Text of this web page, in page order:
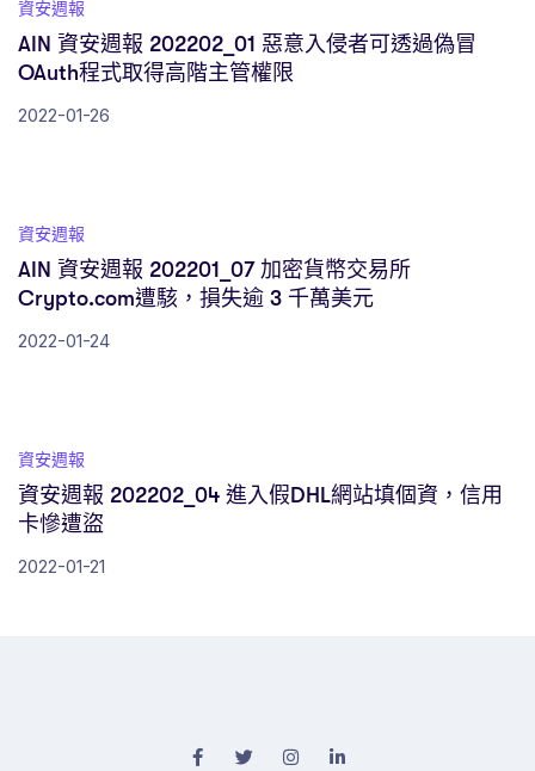
資安週報
AIN 資安週報 202202_01 惡意入侵者可透過偽冒
OAuth程式取得高階主管權限
2022-01-26
資安週報
AIN 資安週報 202201_07 加密貨幣交易所
Crypto.com遭駭，損失逾 3 千萬美元
2022-01-24
資安週報
資安週報 202202_04 進入假DHL網站填個資，信用
卡慘遭盜
2022-01-21